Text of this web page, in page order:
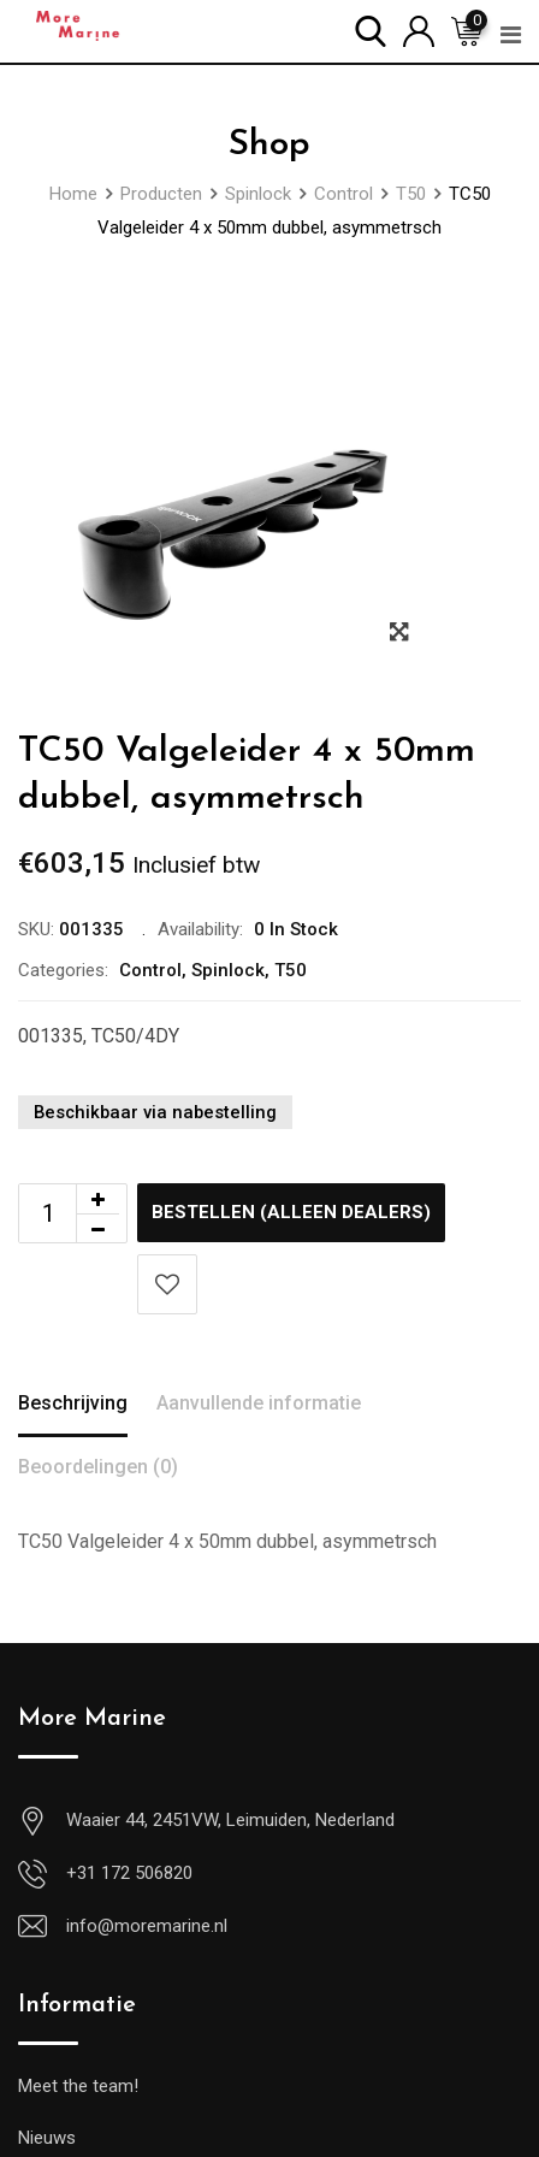
0
Shop
Home Producten Spinlock Control T50
TC50
Valgeleider 4 x 50mm dubbel, asymmetrsch
TC50 Valgeleider 4 x 50mm
dubbel, asymmetrsch
€603,15 Inclusief btw
SKU: 001335 Availability:
0 In Stock
Categories:
Control, Spinlock, T50
001335, TC50/4DY
Beschikbaar via nabestelling
BESTELLEN (ALLEEN DEALERS)
Beschrijving Aanvullende informatie
Beoordelingen (0)
TC50 Valgeleider 4 x 50mm dubbel, asymmetrsch
More Marine
Waaier 44, 2451VW, Leimuiden, Nederland
+31 172 506820
info@moremarine.nl
Informatie
Meet the team!
Nieuws